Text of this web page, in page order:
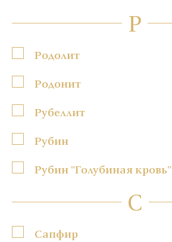
Р
Родолит
Родонит
Рубеллит
Рубин
Рубин "Голубиная кровь"
С
Сапфир